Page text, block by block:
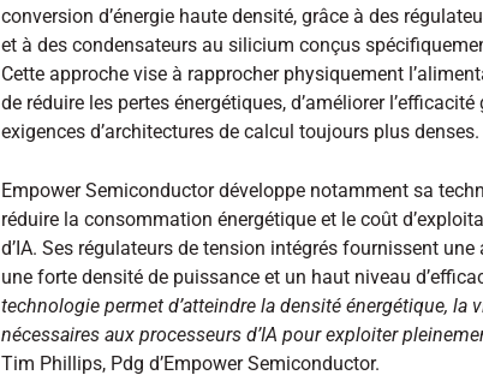
conversion d’énergie haute densité, grâce à des
et à des condensateurs au silicium conçus
Cette approche vise à rapprocher physiquement
de réduire les pertes énergétiques, d’améliorer
exigences d’architectures de calcul toujours plus denses.
Empower Semiconductor développe notamment sa
réduire la consommation énergétique et le coût
d’IA. Ses régulateurs de tension intégrés fournissent
une forte densité de puissance et un haut niveau
technologie permet d’atteindre la densité énergétique, la
nécessaires aux processeurs d’IA pour exploiter
Tim Phillips, Pdg d’Empower Semiconductor.